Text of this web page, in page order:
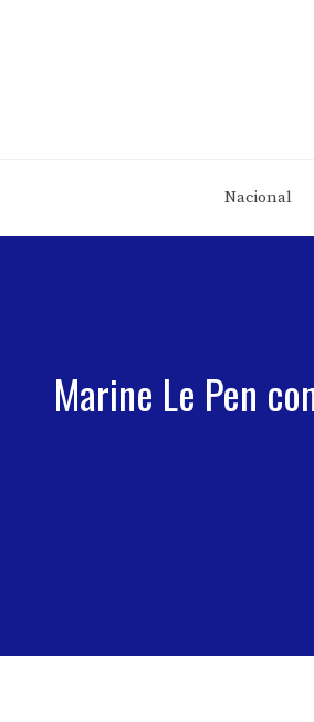
Nacional
Marine Le Pen